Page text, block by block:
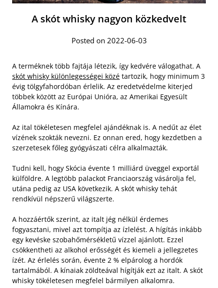
A skót whisky nagyon közkedvelt
Posted on 2022-06-03
A terméknek több fajtája létezik, így kedvére válogathat. A
skót whisky különlegességei közé tartozik, hogy minimum 3
évig tölgyfahordóban érlelik. Az eredetvédelme kiterjed
többek között az Európai Unióra, az Amerikai Egyesült
Államokra és Kínára.
Az ital tökéletesen megfelel ajándéknak is. A nedűt az élet
vízének szokták nevezni. Ez onnan ered, hogy kezdetben a
szerzetesek főleg gyógyászati célra alkalmazták.
Tudni kell, hogy Skócia évente 1 milliárd üveggel exportál
külföldre. A legtöbb palackot Franciaország vásárolja fel,
utána pedig az USA következik. A skót whisky tehát
rendkívül népszerű világszerte.
A hozzáértők szerint, az italt jég nélkül érdemes
fogyasztani, mivel azt tompítja az ízlelést. A hígítás inkább
egy kevéske szobahőmérsékletű vízzel ajánlott. Ezzel
csökkentheti az alkohol erősségét és kiemeli a jellegzetes
ízét. Az érlelés során, évente 2 % elpárolog a hordók
tartalmából. A kínaiak zöldteával hígítják ezt az italt. A skót
whisky tökéletesen megfelel bármilyen alkalomra.